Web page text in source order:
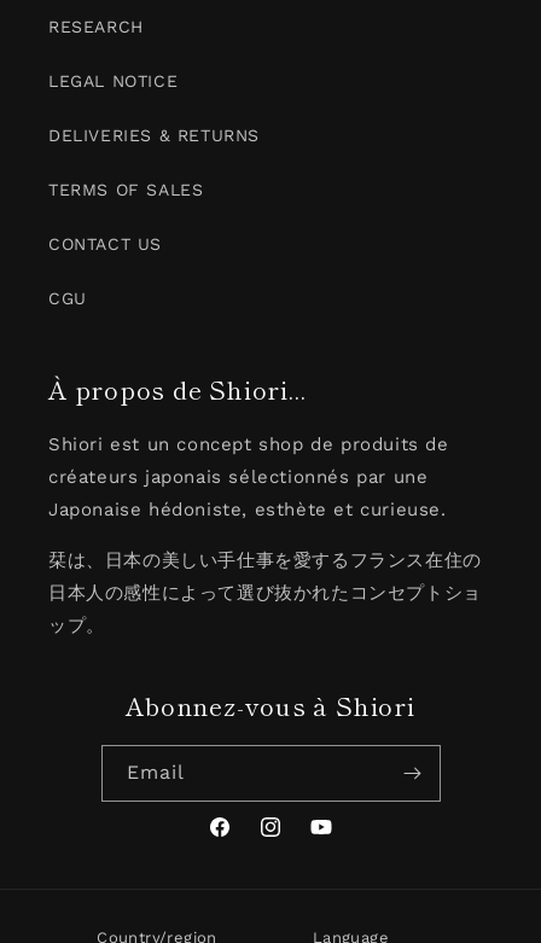
RESEARCH
LEGAL NOTICE
DELIVERIES & RETURNS
TERMS OF SALES
CONTACT US
CGU
À propos de Shiori...
Shiori est un concept shop de produits de
créateurs japonais sélectionnés par une
Japonaise hédoniste, esthète et curieuse.
栞は、日本の美しい手仕事を愛するフランス在住の
日本人の感性によって選び抜かれたコンセプトショ
ップ。
Abonnez-vous à Shiori
Email
FacebookInstagramYouTube
Country/region Language